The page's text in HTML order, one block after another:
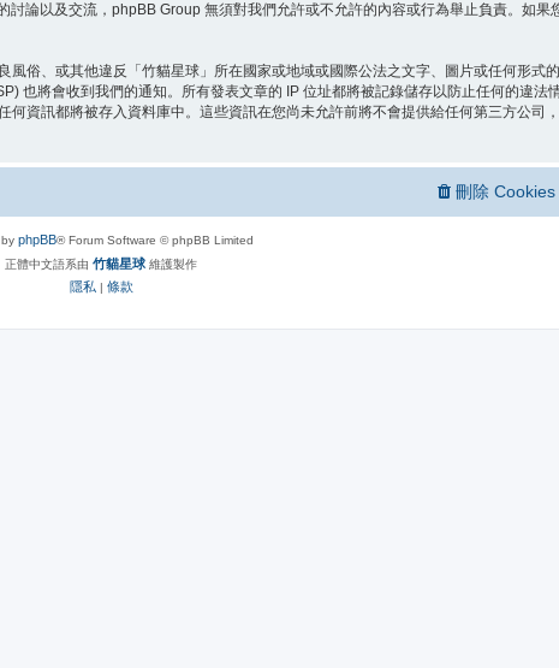
討論以及交流，phpBB Group 無須對我們允許或不允許的內容或行為舉止負責。如果
俗、或其他違反「竹貓星球」所在國家或地域或國際公法之文字、圖片或任何形式
也將會收到我們的通知。所有發表文章的 IP 位址都將被記錄儲存以防止任何的違法
資訊都將被存入資料庫中。這些資訊在您尚未允許前將不會提供給任何第三方公司
刪除 Cookies
phpBB® Forum Software © phpBB Limited
正體中文語系由 竹貓星球 維護製作
隱私 | 條款